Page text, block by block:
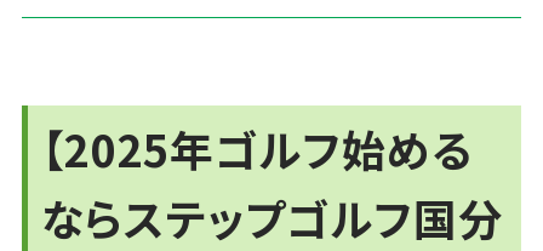
【2025年ゴルフ始める
ならステップゴルフ国分